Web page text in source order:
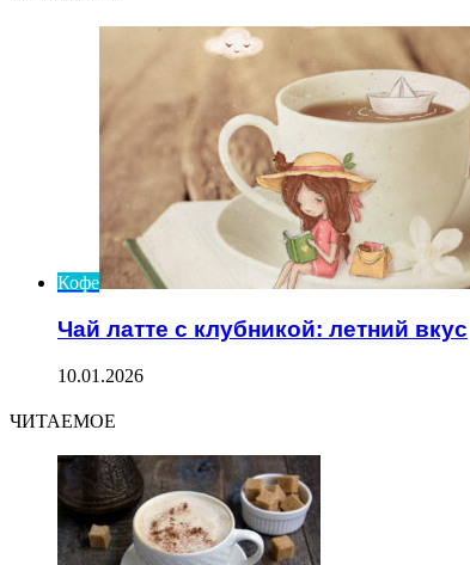
Кофе
Чай латте с клубникой: летний вкус
10.01.2026
ЧИТАЕМОЕ